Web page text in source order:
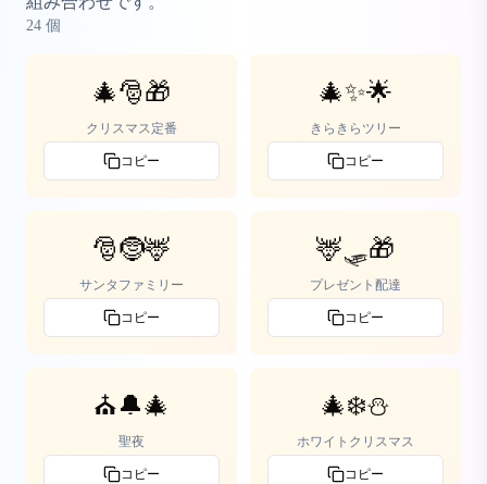
24 個
🎄🎅🎁
クリスマス定番
コピー
🎄✨🌟
きらきらツリー
コピー
🎅🤶🦌
サンタファミリー
コピー
🦌🛷🎁
プレゼント配達
コピー
⛪🔔🎄
聖夜
コピー
🎄❄️⛄
ホワイトクリスマス
コピー